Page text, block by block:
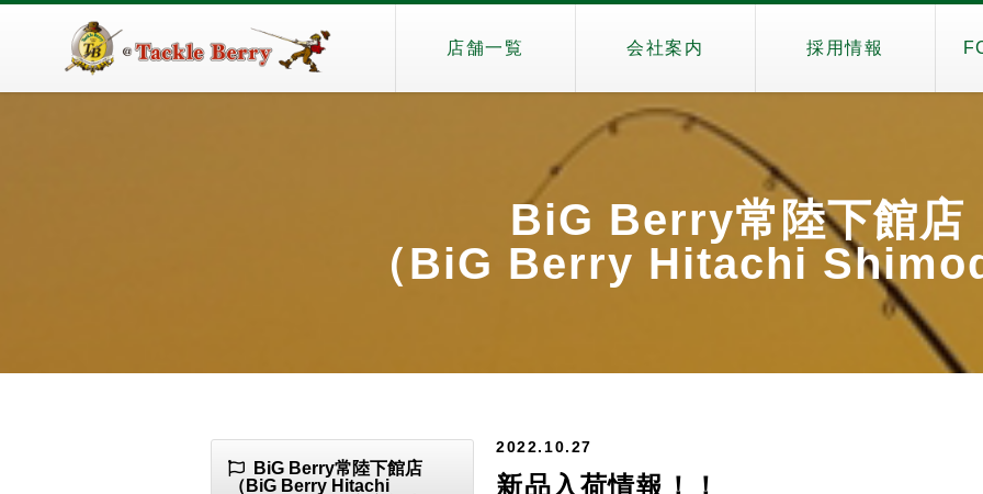
店舗一覧 会社案内 採用情報
BiG Berry常陸下館店
（BiG Berry Hitachi
2022.10.27
新品入荷情報！！
BiG Berry常陸下館店
（BiG Berry Hitachi